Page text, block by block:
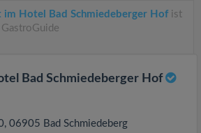
im Hotel Bad Schmiedeberger Hof ist
Bad Schmiedeberger Hof
, 06905 Bad Schmiedeberg